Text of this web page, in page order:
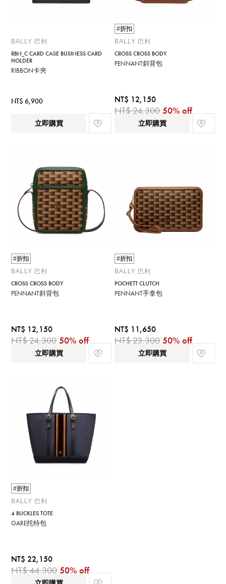
BALLY 巴利
RBN_C CARD CASE BUSINESS CARD
HOLDER
RIBBON卡夾
NT$ 6,900
立即購買
#折扣
BALLY 巴利
CROSS CROSS BODY
PENNANT斜背包
NT$ 12,150
NT$ 24,300 50% off
立即購買
#折扣
BALLY 巴利
CROSS CROSS BODY
PENNANT斜背包
NT$ 12,150
NT$ 24,300 50% off
立即購買
#折扣
BALLY 巴利
POCHETT CLUTCH
PENNANT手拿包
NT$ 11,650
NT$ 23,300 50% off
立即購買
#折扣
BALLY 巴利
4 BUCKLES TOTE
GARE托特包
NT$ 22,150
NT$ 44,300 50% off